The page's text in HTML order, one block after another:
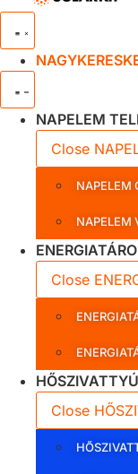
NAPELEM
Close
NAPELEM
NAPELEM
Close
Close